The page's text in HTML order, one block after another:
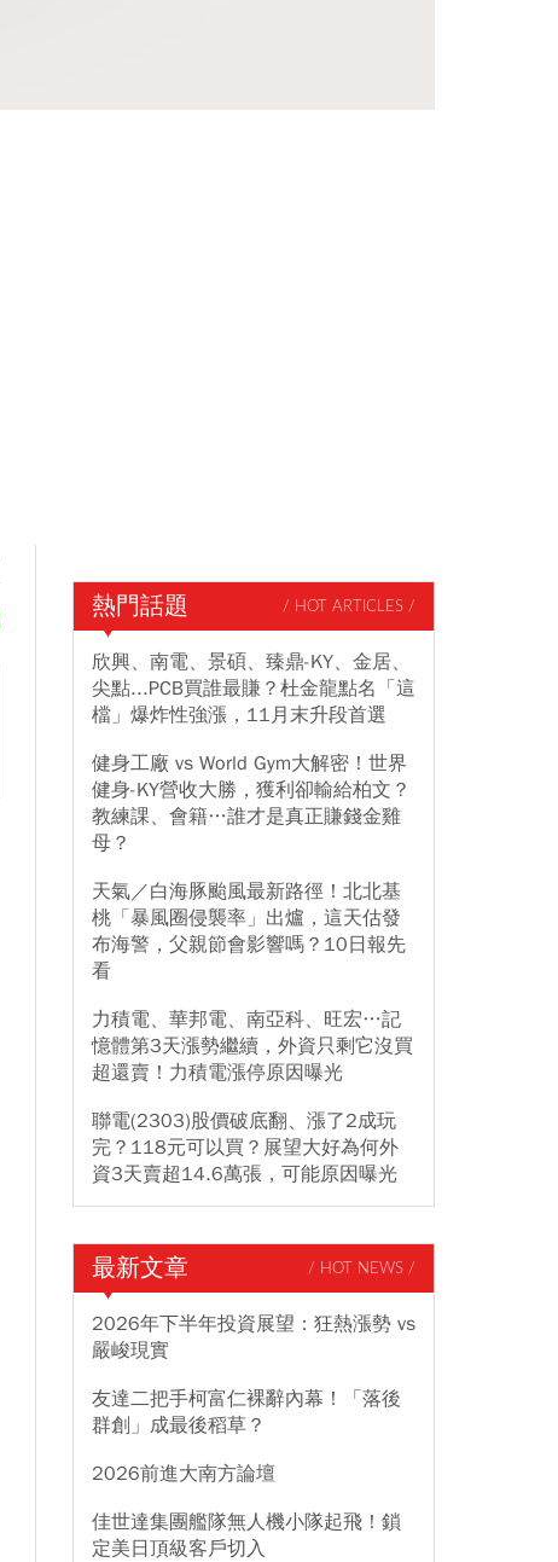
熱門話題 / HOT ARTICLES /
欣興、南電、景碩、臻鼎-KY、金居、
尖點...PCB買誰最賺？杜金龍點名「這
檔」爆炸性強漲，11月末升段首選
健身工廠 vs World Gym大解密！世界
健身-KY營收大勝，獲利卻輸給柏文？
教練課、會籍…誰才是真正賺錢金雞
母？
天氣／白海豚颱風最新路徑！北北基
桃「暴風圈侵襲率」出爐，這天估發
布海警，父親節會影響嗎？10日報先
看
力積電、華邦電、南亞科、旺宏…記
憶體第3天漲勢繼續，外資只剩它沒買
超還賣！力積電漲停原因曝光
聯電(2303)股價破底翻、漲了2成玩
完？118元可以買？展望大好為何外
資3天賣超14.6萬張，可能原因曝光
最新文章 / HOT NEWS /
2026年下半年投資展望：狂熱漲勢 vs
嚴峻現實
友達二把手柯富仁裸辭內幕！「落後
群創」成最後稻草？
2026前進大南方論壇
佳世達集團艦隊無人機小隊起飛！鎖
定美日頂級客戶切入